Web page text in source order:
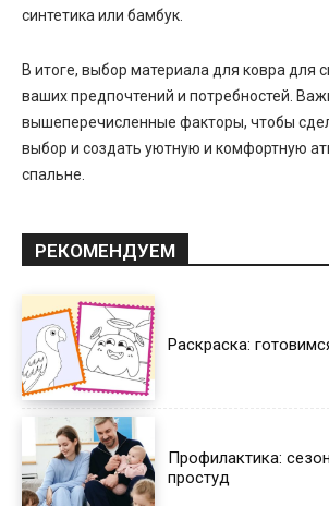
синтетика или бамбук.
В итоге, выбор материала для ковра для
ваших предпочтений и потребностей.
вышеперечисленные факторы, чтобы
выбор и создать уютную и комфортную
спальне.
РЕКОМЕНДУЕМ
Раскраска:
Профилактика:
простуд